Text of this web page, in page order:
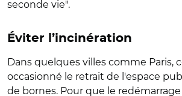
seconde vie".
Éviter l’incinération
Dans quelques villes comme Paris,
occasionné le retrait de l'espace
de bornes. Pour que le